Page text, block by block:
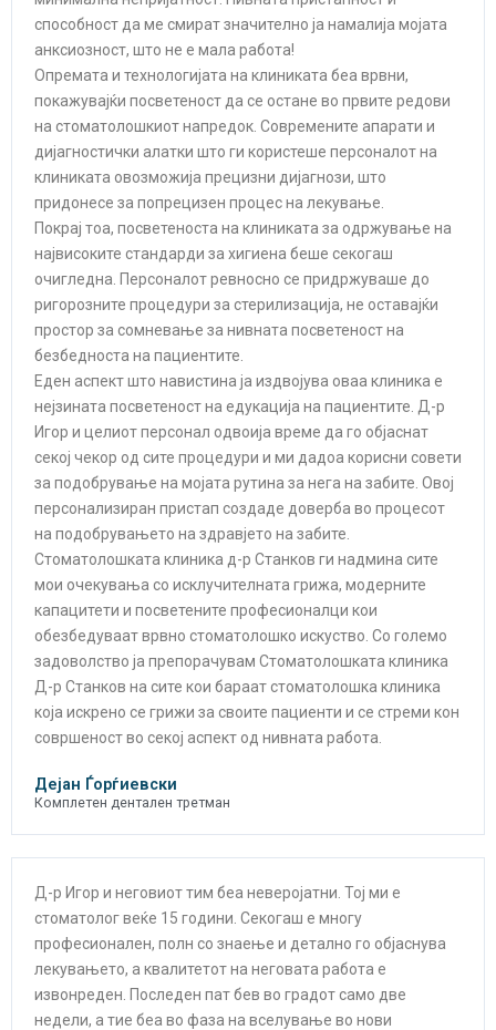
способност да ме смират значително ја намалија мојата
анксиозност, што не е мала работа!
Опремата и технологијата на клиниката беа врвни,
покажувајќи посветеност да се остане во првите редови
на стоматолошкиот напредок. Современите апарати и
дијагностички алатки што ги користеше персоналот на
клиниката овозможија прецизни дијагнози, што
придонесе за попрецизен процес на лекување.
Покрај тоа, посветеноста на клиниката за одржување на
највисоките стандарди за хигиена беше секогаш
очигледна. Персоналот ревносно се придржуваше до
ригорозните процедури за стерилизација, не оставајќи
простор за сомневање за нивната посветеност на
безбедноста на пациентите.
Еден аспект што навистина ја издвојува оваа клиника е
нејзината посветеност на едукација на пациентите. Д-р
Игор и целиот персонал одвоија време да го објаснат
секој чекор од сите процедури и ми дадоа корисни совети
за подобрување на мојата рутина за нега на забите. Овој
персонализиран пристап создаде доверба во процесот
на подобрувањето на здравјето на забите.
Стоматолошката клиника д-р Станков ги надмина сите
мои очекувања со исклучителната грижа, модерните
капацитети и посветените професионалци кои
обезбедуваат врвно стоматолошко искуство. Со големо
задоволство ја препорачувам Стоматолошката клиника
Д-р Станков на сите кои бараат стоматолошка клиника
која искрено се грижи за своите пациенти и се стреми кон
совршеност во секој аспект од нивната работа.
Дејан Ѓорѓиевски
Комплетен дентален третман
Д-р Игор и неговиот тим беа неверојатни. Тој ми е
стоматолог веќе 15 години. Секогаш е многу
професионален, полн со знаење и детално го објаснува
лекувањето, а квалитетот на неговата работа е
извонреден. Последен пат бев во градот само две
недели, а тие беа во фаза на вселување во нови